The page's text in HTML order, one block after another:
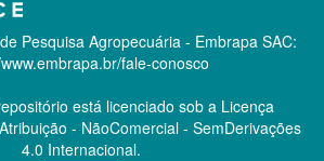
Pesquisa Agropecuária - Embrapa SAC:
fale-conosco
está licenciado sob a Licença
- NãoComercial - SemDerivações
4.0 Internacional.